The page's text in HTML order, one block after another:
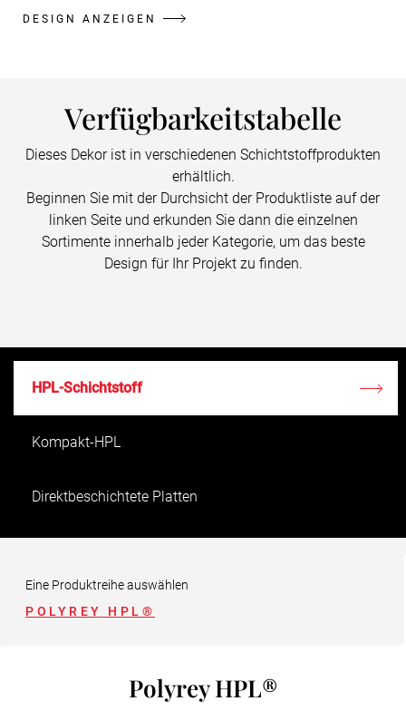
DESIGN ANZEIGEN
Verfügbarkeitstabelle
Dieses Dekor ist in verschiedenen Schichtstoffprodukten
erhältlich.
Beginnen Sie mit der Durchsicht der Produktliste auf der
linken Seite und erkunden Sie dann die einzelnen
Sortimente innerhalb jeder Kategorie, um das beste
Design für Ihr Projekt zu finden.
HPL-Schichtstoff
Kompakt-HPL
Direktbeschichtete Platten
Eine Produktreihe auswählen
POLYREY HPL®
Polyrey HPL®